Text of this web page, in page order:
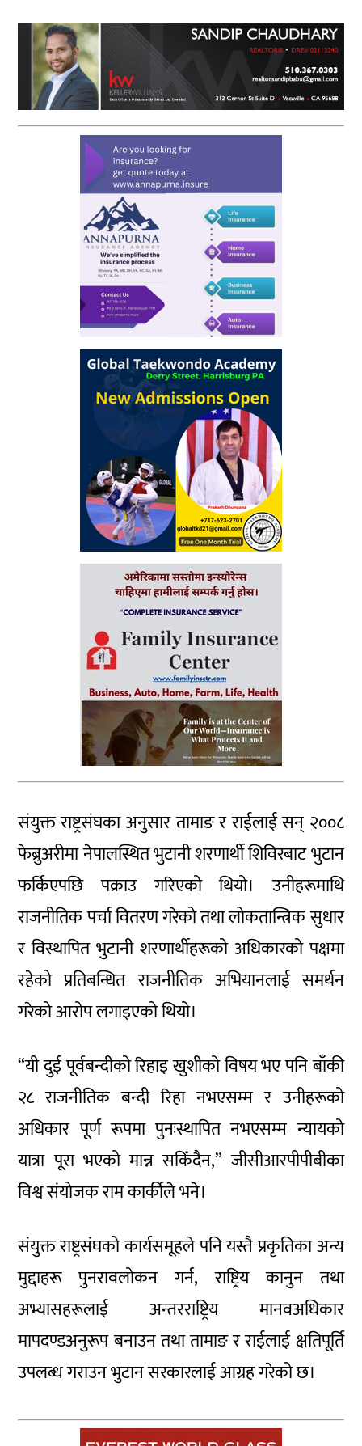
संयुक्त राष्ट्रसंघका अनुसार तामाङ र राईलाई सन् २००८
फेब्रुअरीमा नेपालस्थित भुटानी शरणार्थी शिविरबाट भुटान
फर्किएपछि पक्राउ गरिएको थियो। उनीहरूमाथि
राजनीतिक पर्चा वितरण गरेको तथा लोकतान्त्रिक सुधार
र विस्थापित भुटानी शरणार्थीहरूको अधिकारको पक्षमा
रहेको प्रतिबन्धित राजनीतिक अभियानलाई समर्थन
गरेको आरोप लगाइएको थियो।
“यी दुई पूर्वबन्दीको रिहाइ खुशीको विषय भए पनि बाँकी
२८ राजनीतिक बन्दी रिहा नभएसम्म र उनीहरूको
अधिकार पूर्ण रूपमा पुनःस्थापित नभएसम्म न्यायको
यात्रा पूरा भएको मान्न सकिँदैन,” जीसीआरपीपीबीका
विश्व संयोजक राम कार्कीले भने।
संयुक्त राष्ट्रसंघको कार्यसमूहले पनि यस्तै प्रकृतिका अन्य
मुद्दाहरू पुनरावलोकन गर्न, राष्ट्रिय कानुन तथा
अभ्यासहरूलाई अन्तरराष्ट्रिय मानवअधिकार
मापदण्डअनुरूप बनाउन तथा तामाङ र राईलाई क्षतिपूर्ति
उपलब्ध गराउन भुटान सरकारलाई आग्रह गरेको छ।